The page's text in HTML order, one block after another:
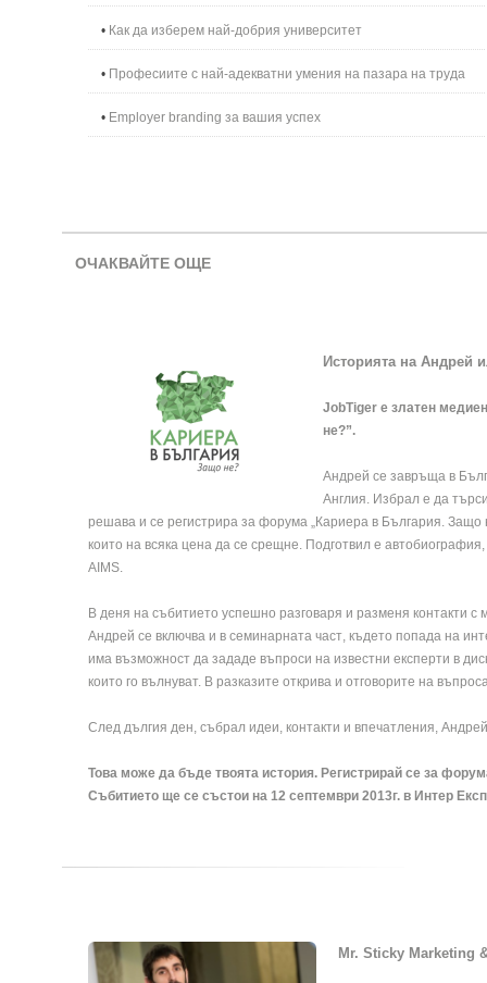
• Как да изберем най-добрия университет
• Професиите с най-адекватни умения на пазара на труда
• Employer branding за вашия успех
ОЧАКВАЙТЕ ОЩЕ
Историята на Андрей
JobTiger е златен
не?”.
Андрей се завръща в
Англия. Избрал е да
решава и се регистрира за форума „Кариера в България. Защо
които на всяка цена да се срещне. Подготвил е
AIMS.
В деня на събитието успешно разговаря и разменя контакти
Андрей се включва и в семинарната част, където попада на
има възможност да зададе въпроси на известни експерти в
които го вълнуват. В разказите открива и отговорите на
След дългия ден, събрал идеи, контакти и впечатления,
Това може да бъде твоята история. Регистрирай се за
Събитието ще се състои на 12 септември 2013г. в Интер
Mr. Sticky Marketing